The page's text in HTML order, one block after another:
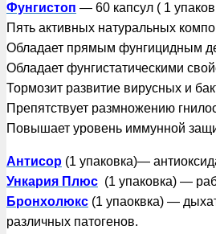
Фунгистоп — 60 капсул ( 1
Пять активных натуральных
Обладает прямым фунгицидным
Обладает фунгистатическими
Тормозит развитие вирусных и
Препятствует размножению
Повышает уровень иммунной
Антисор (1 упаковка)—
Ункария Плюс (1 упаковка) —
Бронхолюкс (1 упаоквка) —
различных патогенов.